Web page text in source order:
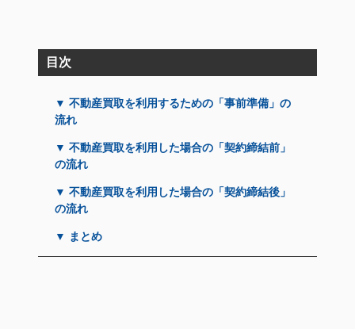
目次
▼ 不動産買取を利用するための「事前準備」の
流れ
▼ 不動産買取を利用した場合の「契約締結前」
の流れ
▼ 不動産買取を利用した場合の「契約締結後」
の流れ
▼ まとめ